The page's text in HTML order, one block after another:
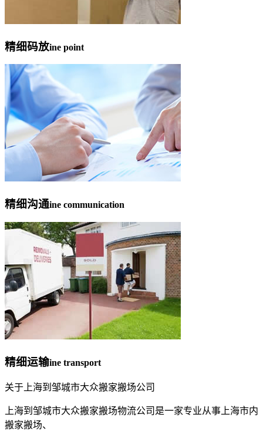
精细码放ine point
精细沟通ine communication
精细运输ine transport
关于上海到邹城市大众搬家搬场公司
上海到邹城市大众搬家搬场物流公司是一家专业从事上海市内
搬家搬场、